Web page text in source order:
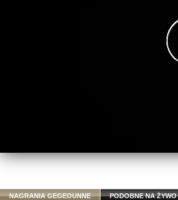
NAGRANIA GEGEOUNNE PODOBNE NA ŻYWO